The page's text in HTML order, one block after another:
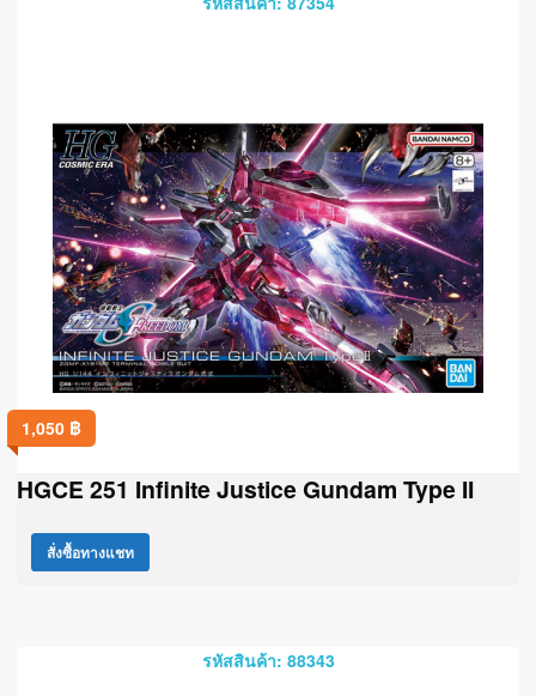
1,050 ฿
HGCE 251 Infinite Justice Gundam Type II
สั่งซื้อทางแชท
รหัสสินค้า: 88343